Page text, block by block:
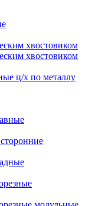
хвостовиком
хвостовиком
ц/х по металлу